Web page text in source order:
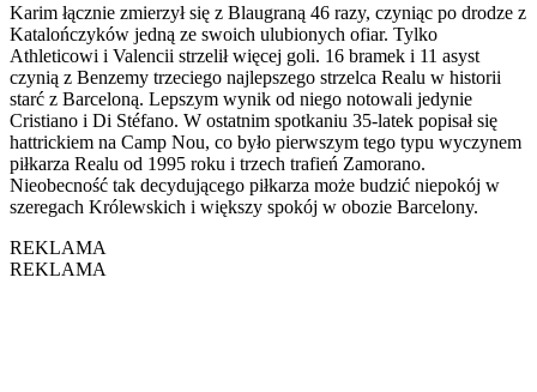
Karim łącznie zmierzył się z Blaugraną 46 razy, czyniąc po drodze z
Katalończyków jedną ze swoich ulubionych ofiar. Tylko
Athleticowi i Valencii strzelił więcej goli. 16 bramek i 11 asyst
czynią z Benzemy trzeciego najlepszego strzelca Realu w historii
starć z Barceloną. Lepszym wynik od niego notowali jedynie
Cristiano i Di Stéfano. W ostatnim spotkaniu 35-latek popisał się
hattrickiem na Camp Nou, co było pierwszym tego typu wyczynem
piłkarza Realu od 1995 roku i trzech trafień Zamorano.
Nieobecność tak decydującego piłkarza może budzić niepokój w
szeregach Królewskich i większy spokój w obozie Barcelony.
REKLAMA
REKLAMA